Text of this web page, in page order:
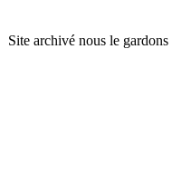
Site archivé nous le